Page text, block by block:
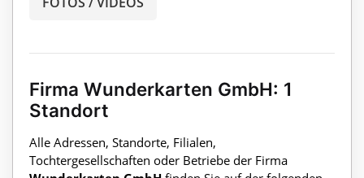
Firma Wunderkarten GmbH: 1
Standort
Alle Adressen, Standorte, Filialen,
Tochtergesellschaften oder Betriebe der Firma